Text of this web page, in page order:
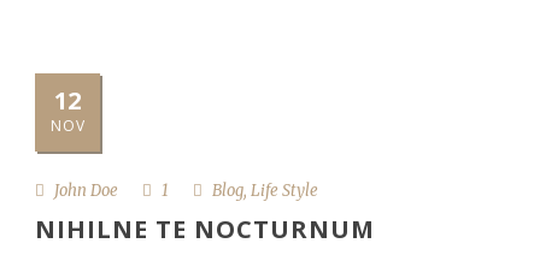
12
NOV
John Doe 1 Blog, Life Style
NIHILNE TE NOCTURNUM